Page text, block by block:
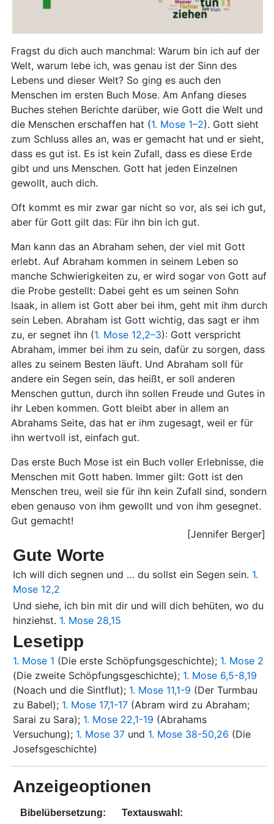
Fragst du dich auch manchmal: Warum bin ich auf der
Welt, warum lebe ich, was genau ist der Sinn des
Lebens und dieser Welt? So ging es auch den
Menschen im ersten Buch Mose. Am Anfang dieses
Buches stehen Berichte darüber, wie Gott die Welt und
die Menschen erschaffen hat (1. Mose 1–2). Gott sieht
zum Schluss alles an, was er gemacht hat und er sieht,
dass es gut ist. Es ist kein Zufall, dass es diese Erde
gibt und uns Menschen. Gott hat jeden Einzelnen
gewollt, auch dich.
Oft kommt es mir zwar gar nicht so vor, als sei ich gut,
aber für Gott gilt das: Für ihn bin ich gut.
Man kann das an Abraham sehen, der viel mit Gott
erlebt. Auf Abraham kommen in seinem Leben so
manche Schwierigkeiten zu, er wird sogar von Gott auf
die Probe gestellt: Dabei geht es um seinen Sohn
Isaak, in allem ist Gott aber bei ihm, geht mit ihm durch
sein Leben. Abraham ist Gott wichtig, das sagt er ihm
zu, er segnet ihn (1. Mose 12,2–3): Gott verspricht
Abraham, immer bei ihm zu sein, dafür zu sorgen, dass
alles zu seinem Besten läuft. Und Abraham soll für
andere ein Segen sein, das heißt, er soll anderen
Menschen guttun, durch ihn sollen Freude und Gutes in
ihr Leben kommen. Gott bleibt aber in allem an
Abrahams Seite, das hat er ihm zugesagt, weil er für
ihn wertvoll ist, einfach gut.
Das erste Buch Mose ist ein Buch voller Erlebnisse, die
Menschen mit Gott haben. Immer gilt: Gott ist den
Menschen treu, weil sie für ihn kein Zufall sind, sondern
eben genauso von ihm gewollt und von ihm gesegnet.
Gut gemacht!
[Jennifer Berger]
Gute Worte
Ich will dich segnen und … du sollst ein Segen sein. 1.
Mose 12,2
Und siehe, ich bin mit dir und will dich behüten, wo du
hinziehst. 1. Mose 28,15
Lesetipp
1. Mose 1 (Die erste Schöpfungsgeschichte); 1. Mose 2
(Die zweite Schöpfungsgeschichte); 1. Mose 6,5-8,19
(Noach und die Sintflut); 1. Mose 11,1-9 (Der Turmbau
zu Babel); 1. Mose 17,1-17 (Abram wird zu Abraham;
Sarai zu Sara); 1. Mose 22,1-19 (Abrahams
Versuchung); 1. Mose 37 und 1. Mose 38-50,26 (Die
Josefsgeschichte)
Anzeigeoptionen
Bibelübersetzung:
Textauswahl: